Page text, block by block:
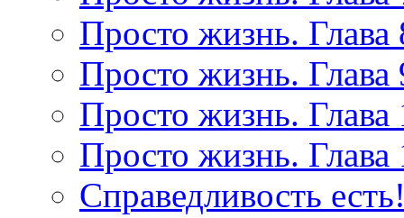
Просто жизнь. Глава
Просто жизнь. Глава
Просто жизнь. Глава
Просто жизнь. Глава
Справедливость